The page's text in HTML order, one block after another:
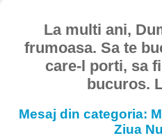
La multi ani,
frumoasa. Sa te
care-l porti, sa
bucuros.
Mesaj din categoria:
Ziua